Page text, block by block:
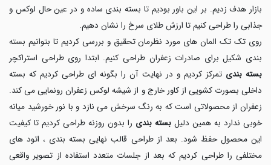
بازار هدف زدیم. بر این باور بودیم تا بسته بندی ساده و در عین حال لوکس و
جذابی را طراحی کنیم تا ارزش طلای سرخ را نشان دهیم.
روی تک تک المان های مورد نظرمان تحقیق و بررسی کردیم تا بتوانیم بسته
بندی شکیل برای صادرات زعفران طراحی کنیم. ابتدا روی طراحی استراکچر
بسته بندی تمرکز کردیم و در نهایت آن را بگونه ای طراحی کردیم که بسته
داخلی بصورت کشویی از کاور خارج و از شیشه لوکس زعفران رونمایی می کند.
زعفران از محصولاتی است که به رنگ سرخش می نازد و با نور خورشید میانه
خوبی ندارد به همین دلیل بسته بندی را بدون روزنه طراحی کردیم تا کیفیت
این محصول حفظ شود. بعد از طراحی قالب نهایی بسته بندی ، اتود های
مختلفی را طراحی کردیم که بعد از جلسات متعدد استفاده از تصویر واقعی